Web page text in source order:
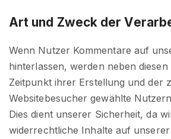
Art und Zweck der
Wenn Nutzer Kommentare auf
hinterlassen, werden neben
Zeitpunkt ihrer Erstellung und der
Websitebesucher gewählte
Dies dient unserer Sicherheit, da
widerrechtliche Inhalte auf unserer